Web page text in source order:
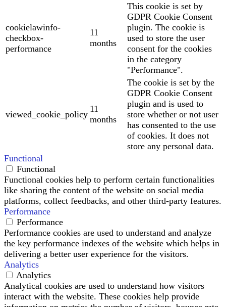
cookielawinfo-
checkbox-
performance
11
months
This cookie is set by
GDPR Cookie Consent
plugin. The cookie is
used to store the user
consent for the cookies
in the category
"Performance".
viewed_cookie_policy
11
months
The cookie is set by the
GDPR Cookie Consent
plugin and is used to
store whether or not user
has consented to the use
of cookies. It does not
store any personal data.
Functional
Functional
Functional cookies help to perform certain functionalities
like sharing the content of the website on social media
platforms, collect feedbacks, and other third-party features.
Performance
Performance
Performance cookies are used to understand and analyze
the key performance indexes of the website which helps in
delivering a better user experience for the visitors.
Analytics
Analytics
Analytical cookies are used to understand how visitors
interact with the website. These cookies help provide